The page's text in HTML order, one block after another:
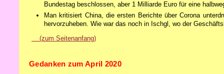
Bundestag beschlossen, aber 1 Milliarde Euro für eine
Man kritisiert China, die ersten Berichte über Corona
hervorzuheben. Wie war das noch in Ischgl, wo der
(zum Seitenanfang)
Gedanken zum April 2020